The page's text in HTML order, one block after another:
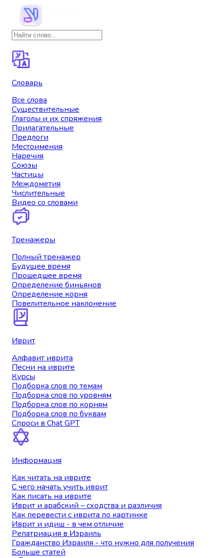
Словарь
Все слова
Существительные
Глаголы и их спряжения
Прилагательные
Предлоги
Местоимения
Наречия
Союзы
Частицы
Междометия
Числительные
Видео со словами
Тренажеры
Полный тренажер
Будущее время
Прошедшее время
Определение биньянов
Определение корня
Повелительное наклонение
Иврит
Алфавит иврита
Песни на иврите
Курсы
Подборка слов по темам
Подборка слов по уровням
Подборка слов по корням
Подборка слов по буквам
Спроси в Chat GPT
Информация
Как читать на иврите
С чего начать учить иврит
Как писать на иврите
Иврит и арабский – сходства и различия
Как перевести с иврита по картинке
Иврит и идиш - в чем отличие
Репатриация в Израиль
Гражданство Израиля - что нужно для получения
Больше статей